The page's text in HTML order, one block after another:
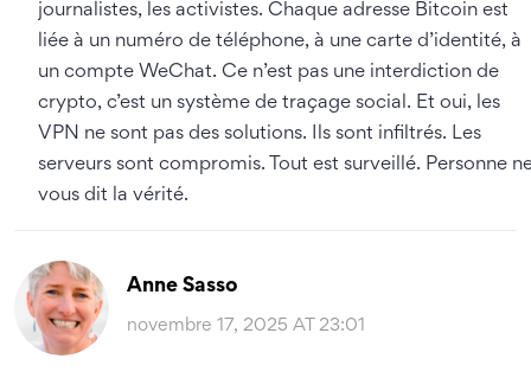
journalistes, les activistes. Chaque adresse Bitcoin est
liée à un numéro de téléphone, à une carte d’identité, à
un compte WeChat. Ce n’est pas une interdiction de
crypto, c’est un système de traçage social. Et oui, les
VPN ne sont pas des solutions. Ils sont infiltrés. Les
serveurs sont compromis. Tout est surveillé. Personne
vous dit la vérité.
Anne Sasso
novembre 17, 2025 AT 23:01